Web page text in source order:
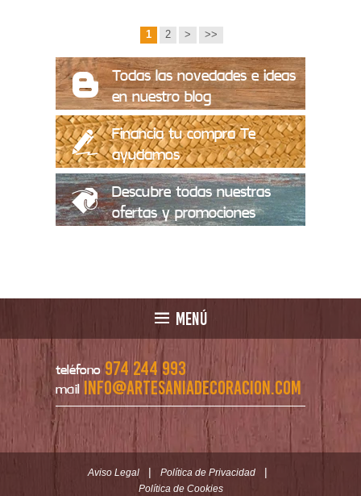
1 2 > >>
Todas las novedades e ideas
en nuestro blog
Financia tu compra Te
ayudamos
Descubre todas nuestras
ofertas y promociones
MENÚ
teléfono 974 244 993
mail info@artesaniadecoracion.com
Aviso Legal | Política de Privacidad |
Política de Cookies